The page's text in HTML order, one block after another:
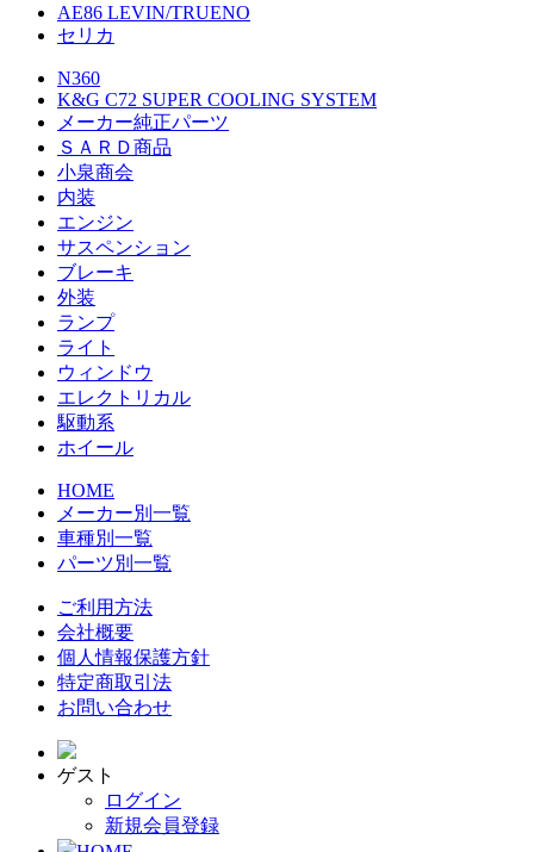
AE86 LEVIN/TRUENO
セリカ
N360
K&G C72 SUPER COOLING SYSTEM
メーカー純正パーツ
ＳＡＲＤ商品
小泉商会
内装
エンジン
サスペンション
ブレーキ
外装
ランプ
ライト
ウィンドウ
エレクトリカル
駆動系
ホイール
HOME
メーカー別一覧
車種別一覧
パーツ別一覧
ご利用方法
会社概要
個人情報保護方針
特定商取引法
お問い合わせ
ゲスト
ログイン
新規会員登録